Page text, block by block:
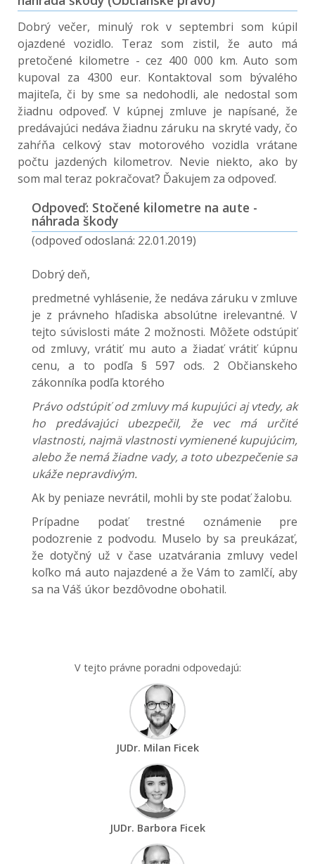
Dobrý večer, minulý rok v septembri som kúpil
ojazdené vozidlo. Teraz som zistil, že auto má
pretočené kilometre - cez 400 000 km. Auto som
kupoval za 4300 eur. Kontaktoval som bývalého
majiteľa, či by sme sa nedohodli, ale nedostal som
žiadnu odpoveď. V kúpnej zmluve je napísané, že
predávajúci nedáva žiadnu záruku na skryté vady, čo
zahŕňa celkový stav motorového vozidla vrátane
počtu jazdených kilometrov. Nevie niekto, ako by
som mal teraz pokračovať? Ďakujem za odpoveď.
Odpoveď: Stočené kilometre na aute -
náhrada škody
(odpoveď odoslaná: 22.01.2019)
Dobrý deň,
predmetné vyhlásenie, že nedáva záruku v zmluve
je z právneho hľadiska absolútne irelevantné. V
tejto súvislosti máte 2 možnosti. Môžete odstúpiť
od zmluvy, vrátiť mu auto a žiadať vrátiť kúpnu
cenu, a to podľa § 597 ods. 2 Občianskeho
zákonníka podľa ktorého
Právo odstúpiť od zmluvy má kupujúci aj vtedy, ak
ho predávajúci ubezpečil, že vec má určité
vlastnosti, najmä vlastnosti vymienené kupujúcim,
alebo že nemá žiadne vady, a toto ubezpečenie sa
ukáže nepravdivým.
Ak by peniaze nevrátil, mohli by ste podať žalobu.
Prípadne podať trestné oznámenie pre
podozrenie z podvodu. Muselo by sa preukázať,
že dotyčný už v čase uzatvárania zmluvy vedel
koľko má auto najazdené a že Vám to zamlčí, aby
sa na Váš úkor bezdôvodne obohatil.
V tejto právne poradni odpovedajú:
JUDr. Milan Ficek
JUDr. Barbora Ficek